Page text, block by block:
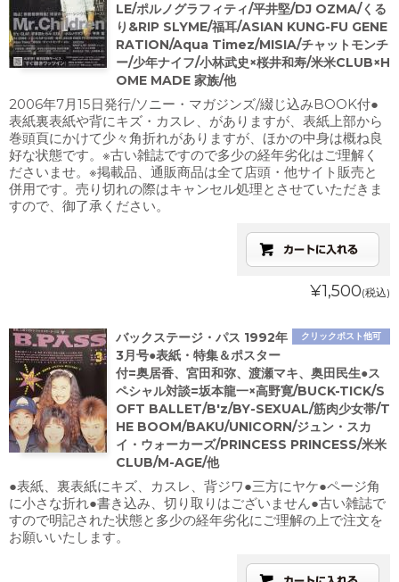
LE/ポルノグラフィティ/平井堅/DJ OZMA/くる
り&RIP SLYME/福耳/ASIAN KUNG-FU GENE
RATION/Aqua Timez/MISIA/チャットモンチ
ー/少年ナイフ/小林武史×桜井和寿/米米CLUB×H
OME MADE 家族/他
2006年7月15日発行/ソニー・マガジンズ/綴じ込みBOOK付●
表紙裏表紙や背にキズ・カスレ、がありますが、表紙上部から
巻頭頁にかけて少々角折れがありますが、ほかの中身は概ね良
好な状態です。※古い雑誌ですので多少の経年劣化はご理解く
ださいませ。※掲載品、通販商品は全て店頭・他サイト販売と
併用です。売り切れの際はキャンセル処理とさせていただきま
すので、御了承ください。
¥1,500(税込)
クリックポスト他可
バックステージ・パス 1992年
3月号●表紙・特集＆ポスター
付=奥居香、宮田和弥、渡瀬マキ、奥田民生●ス
ペシャル対談=坂本龍一×高野寛/BUCK-TICK/S
OFT BALLET/B'z/BY-SEXUAL/筋肉少女帯/T
HE BOOM/BAKU/UNICORN/ジュン・スカ
イ・ウォーカーズ/PRINCESS PRINCESS/米米
CLUB/M-AGE/他
●表紙、裏表紙にキズ、カスレ、背ジワ●三方にヤケ●ページ角
に小さな折れ●書き込み、切り取りはございません●古い雑誌で
すので明記された状態と多少の経年劣化にご理解の上で注文を
お願いいたします。